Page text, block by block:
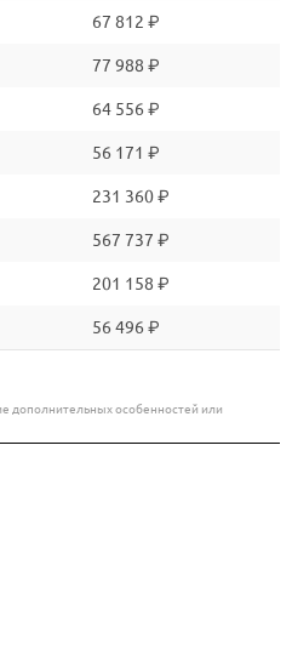
67 812 ₽
77 988 ₽
64 556 ₽
56 171 ₽
231 360 ₽
567 737 ₽
201 158 ₽
56 496 ₽
дополнительных особенностей или